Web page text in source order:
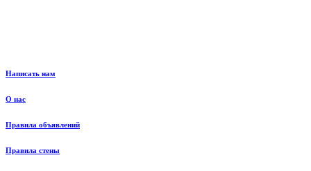
Написать нам
О нас
Правила объявлений
Правила стены